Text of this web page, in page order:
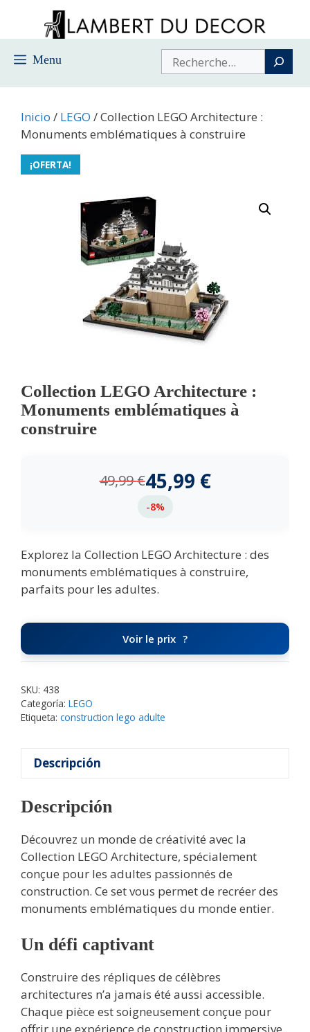
contenido
Menu Buscar
Inicio / LEGO / Collection LEGO Architecture :
Monuments emblématiques à construire
¡OFERTA!
Collection LEGO Architecture :
Monuments emblématiques à
construire
49,99€45,99 €
-8%
Explorez la Collection LEGO Architecture : des
monuments emblématiques à construire,
parfaits pour les adultes.
Voir le prix
SKU: 438
Categoría: LEGO
Etiqueta: construction lego adulte
Descripción
Descripción
Découvrez un monde de créativité avec la
Collection LEGO Architecture, spécialement
conçue pour les adultes passionnés de
construction. Ce set vous permet de recréer des
monuments emblématiques du monde entier.
Un défi captivant
Construire des répliques de célèbres
architectures n’a jamais été aussi accessible.
Chaque pièce est soigneusement conçue pour
offrir une expérience de construction immersive,